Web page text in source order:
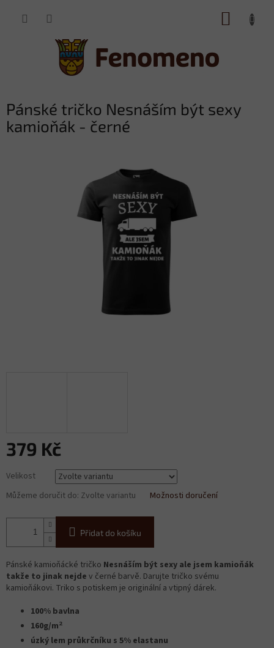
Pánské tričko Nesnáším být sexy
kamioňák - černé
379 Kč
cena:
Velikost
Můžeme doručit do: Zvolte variantu Možnosti doručení
Přidat do košíku
Pánské kamioňácké tričko Nesnáším být sexy ale jsem kamioňák
takže to jinak nejde v černé barvě. Darujte tričko svému
kamioňákovi. Triko s potiskem je originální a vtipný dárek.
100% bavlna
160g/m2
úzký lem průkrčníku s 5% elastanu